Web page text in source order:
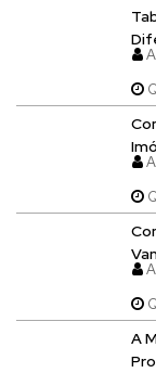
do
A